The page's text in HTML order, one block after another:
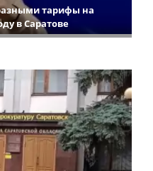
тарифы на
в Саратове